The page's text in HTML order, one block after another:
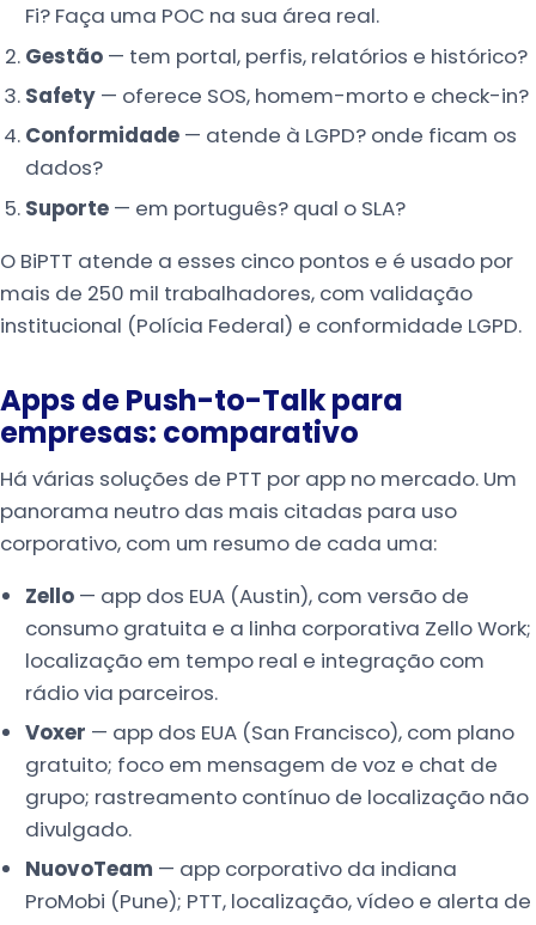
Fi? Faça uma POC na sua área real.
Gestão— tem portal, perfis, relatórios e histórico?
Safety— oferece SOS, homem-morto e check-in?
Conformidade— atende à LGPD? onde ficam os
dados?
Suporte— em português? qual o SLA?
O BiPTT atende a esses cinco pontos e é usado por
mais de 250 mil trabalhadores, com validação
institucional (Polícia Federal) e conformidade LGPD.
Apps de Push-to-Talk para
empresas: comparativo
Há várias soluções de PTT por app no mercado. Um
panorama neutro das mais citadas para uso
corporativo, com um resumo de cada uma:
Zello— app dos EUA (Austin), com versão de
consumo gratuita e a linha corporativa Zello Work;
localização em tempo real e integração com
rádio via parceiros.
Voxer — app dos EUA (San Francisco), com plano
gratuito; foco em mensagem de voz e chat de
grupo; rastreamento contínuo de localização não
divulgado.
NuovoTeam — app corporativo da indiana
ProMobi (Pune); PTT, localização, vídeo e alerta de